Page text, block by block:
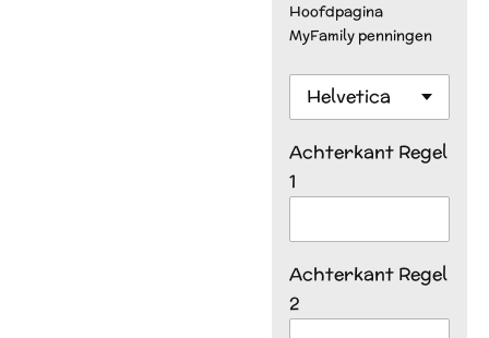
Hoofdpagina
MyFamily penningen
Achterkant Regel
1
Achterkant Regel
2